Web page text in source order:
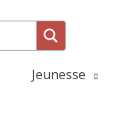
Jeunesse